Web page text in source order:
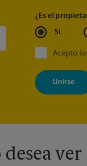
¿Es el
Sí
Acepto
Al registrarse,
con noticias, ofertas
adaptados a sus
momento. Para
información,
ver